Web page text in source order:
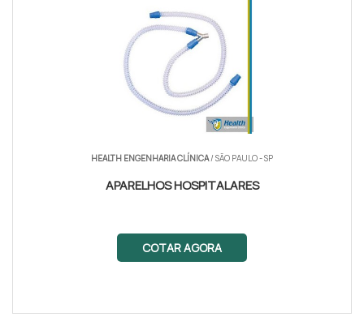
HEALTH ENGENHARIA CLÍNICA/ SÃO PAULO - SP
APARELHOS HOSPITALARES
COTAR AGORA